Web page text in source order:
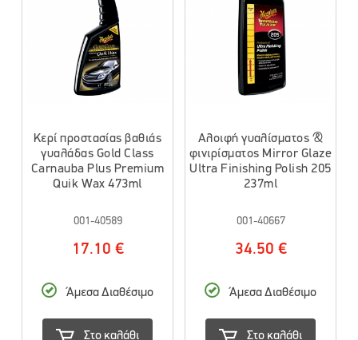
Κερί προστασίας βαθιάς
γυαλάδας Gold Class
Carnauba Plus Premium
Quik Wax 473ml
001-40589
17.10 €
Άμεσα Διαθέσιμο
Στο καλάθι
Αλοιφή γυαλίσματος &
φινιρίσματος Mirror Glaze
Ultra Finishing Polish 205
237ml
001-40667
34.50 €
Άμεσα Διαθέσιμο
Στο καλάθι